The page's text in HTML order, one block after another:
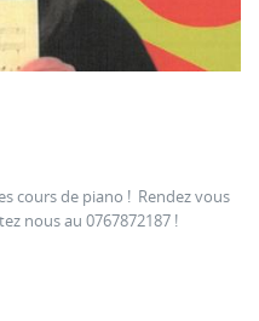
cours de piano ! Rendez vous
nous au 0767872187 !